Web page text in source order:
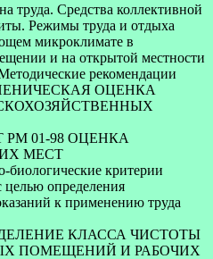
труда. Средства коллективной
Режимы труда и отдыха
микроклимате в
и на открытой местности
рекомендации
ОЦЕНКА
РМ 01-98 ОЦЕНКА
МЕСТ
критерии
целью определения
к применению труда
КЛАССА ЧИСТОТЫ
ПОМЕЩЕНИЙ И РАБОЧИХ